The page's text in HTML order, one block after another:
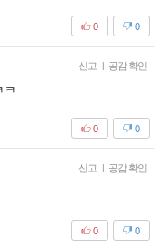
0
0
신고 | 공감 확인
ㅋ
0
0
신고 | 공감 확인
0
0